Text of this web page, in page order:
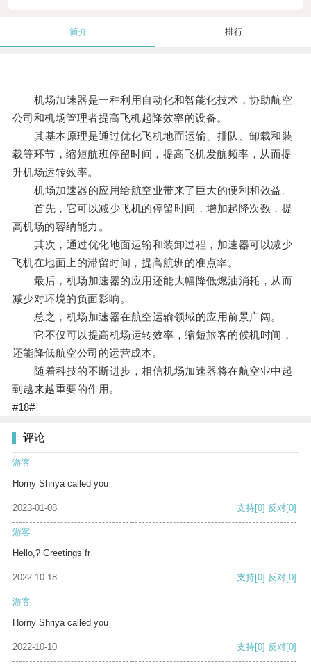
简介 排行
机场加速器是一种利用自动化和智能化技术，协助航空
公司和机场管理者提高飞机起降效率的设备。
其基本原理是通过优化飞机地面运输、排队、卸载和装
载等环节，缩短航班停留时间，提高飞机发航频率，从而提
升机场运转效率。
机场加速器的应用给航空业带来了巨大的便利和效益。
首先，它可以减少飞机的停留时间，增加起降次数，提
高机场的容纳能力。
其次，通过优化地面运输和装卸过程，加速器可以减少
飞机在地面上的滞留时间，提高航班的准点率。
最后，机场加速器的应用还能大幅降低燃油消耗，从而
减少对环境的负面影响。
总之，机场加速器在航空运输领域的应用前景广阔。
它不仅可以提高机场运转效率，缩短旅客的候机时间，
还能降低航空公司的运营成本。
随着科技的不断进步，相信机场加速器将在航空业中起
到越来越重要的作用。
#18#
评论
游客
Horny Shriya called you
2023-01-08 支持[0] 反对[0]
游客
Hello,? Greetings fr
2022-10-18 支持[0] 反对[0]
游客
Horny Shriya called you
2022-10-10 支持[0] 反对[0]